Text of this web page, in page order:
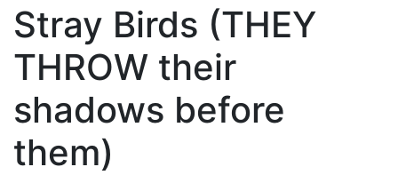
Stray Birds (THEY
THROW their
shadows before
them)